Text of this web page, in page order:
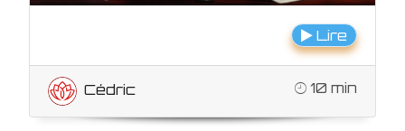
Lire
Cédric 10 min